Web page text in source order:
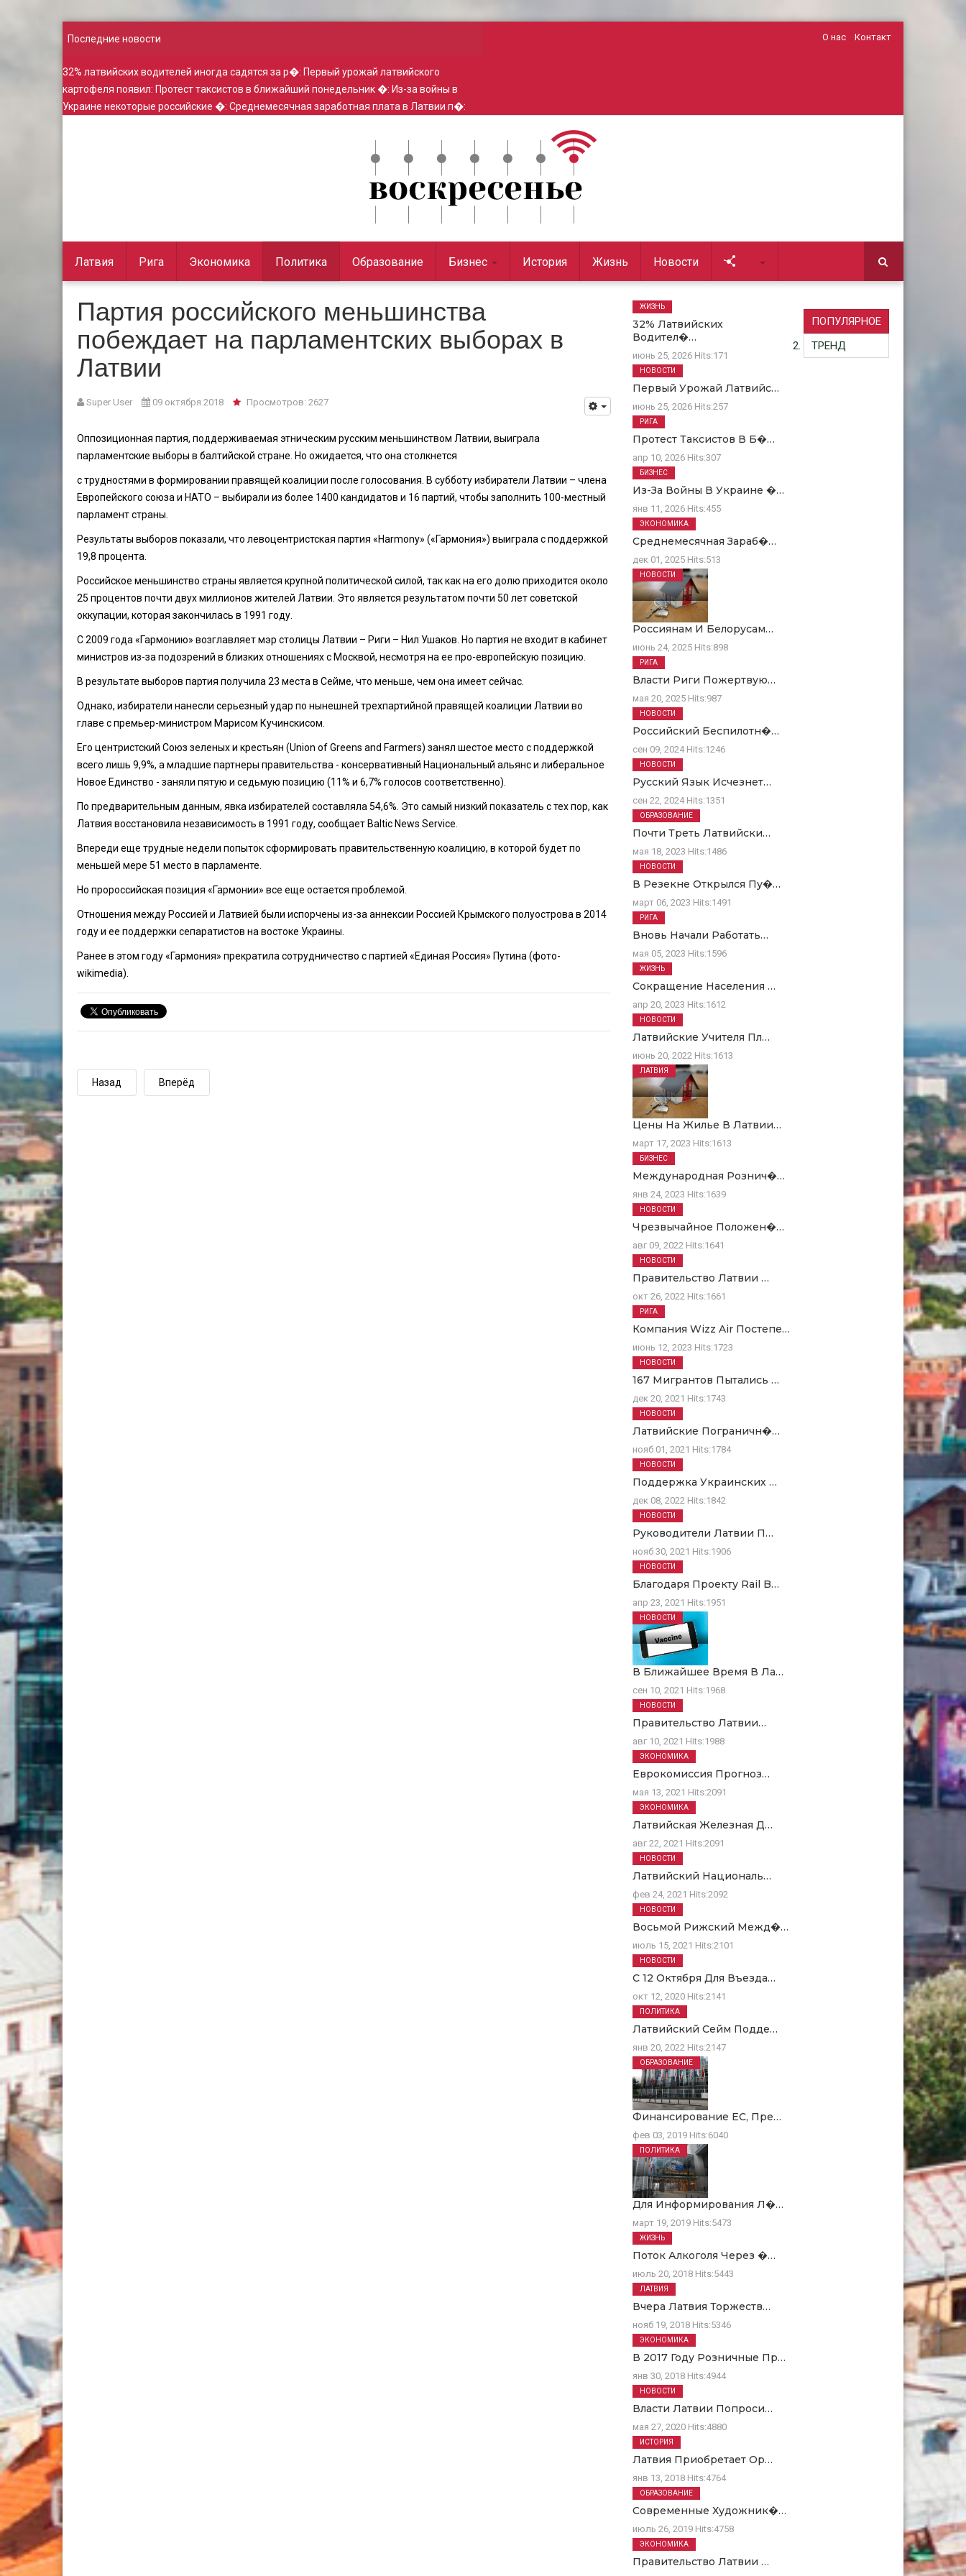
Последние новости
32% латвийских водителей иногда садятся за р�: Первый урожай латвийского
картофеля появил: Протест таксистов в ближайший понедельник �: Из-за войны в
Украине некоторые российские �: Среднемесячная заработная плата в Латвии п�:
О нас Контакт
Латвия Рига Экономика Политика Образование Бизнес История Жизнь Новости
Партия российского меньшинства
побеждает на парламентских выборах в
Латвии
Super User 09 октября 2018 Просмотров: 2627
Оппозиционная партия, поддерживаемая этническим русским меньшинством Латвии, выиграла
парламентские выборы в балтийской стране. Но ожидается, что она столкнется
с трудностями в формировании правящей коалиции после голосования. В субботу избиратели Латвии – члена
Европейского союза и НАТО – выбирали из более 1400 кандидатов и 16 партий, чтобы заполнить 100-местный
парламент страны.
Результаты выборов показали, что левоцентристская партия «Harmony» («Гармония») выиграла с поддержкой
19,8 процента.
Российское меньшинство страны является крупной политической силой, так как на его долю приходится около
25 процентов почти двух миллионов жителей Латвии. Это является результатом почти 50 лет советской
оккупации, которая закончилась в 1991 году.
С 2009 года «Гармонию» возглавляет мэр столицы Латвии – Риги – Нил Ушаков. Но партия не входит в кабинет
министров из-за подозрений в близких отношениях с Москвой, несмотря на ее про-европейскую позицию.
В результате выборов партия получила 23 места в Сейме, что меньше, чем она имеет сейчас.
Однако, избиратели нанесли серьезный удар по нынешней трехпартийной правящей коалиции Латвии во
главе с премьер-министром Марисом Кучинскисом.
Его центристский Союз зеленых и крестьян (Union of Greens and Farmers) занял шестое место с поддержкой
всего лишь 9,9%, а младшие партнеры правительства - консервативный Национальный альянс и либеральное
Новое Единство - заняли пятую и седьмую позицию (11% и 6,7% голосов соответственно).
По предварительным данным, явка избирателей составляла 54,6%. Это самый низкий показатель с тех пор, как
Латвия восстановила независимость в 1991 году, сообщает Baltic News Service.
Впереди еще трудные недели попыток сформировать правительственную коалицию, в которой будет по
меньшей мере 51 место в парламенте.
Но пророссийская позиция «Гармонии» все еще остается проблемой.
Отношения между Россией и Латвией были испорчены из-за аннексии Россией Крымского полуострова в 2014
году и ее поддержки сепаратистов на востоке Украины.
Ранее в этом году «Гармония» прекратила сотрудничество с партией «Единая Россия» Путина (фото-
wikimedia).
Назад Вперёд
ПОПУЛЯРНОЕ
ТРЕНД
32% Латвийских
Водител�…
июнь 25, 2026 Hits:171
ЖИЗНЬ
Первый Урожай Латвийс…
июнь 25, 2026 Hits:257
НОВОСТИ
Протест Таксистов В Б�…
апр 10, 2026 Hits:307
РИГА
Из-За Войны В Украине �…
янв 11, 2026 Hits:455
БИЗНЕС
Среднемесячная Зараб�…
дек 01, 2025 Hits:513
ЭКОНОМИКА
Россиянам И Белорусам…
июнь 24, 2025 Hits:898
НОВОСТИ
Власти Риги Пожертвую…
мая 20, 2025 Hits:987
РИГА
Российский Беспилотн�…
сен 09, 2024 Hits:1246
НОВОСТИ
Русский Язык Исчезнет…
сен 22, 2024 Hits:1351
НОВОСТИ
Почти Треть Латвийски…
мая 18, 2023 Hits:1486
ОБРАЗОВАНИЕ
В Резекне Открылся Пу�…
март 06, 2023 Hits:1491
НОВОСТИ
Вновь Начали Работать…
мая 05, 2023 Hits:1596
РИГА
Сокращение Населения …
апр 20, 2023 Hits:1612
ЖИЗНЬ
Латвийские Учителя Пл…
июнь 20, 2022 Hits:1613
НОВОСТИ
Цены На Жилье В Латвии…
март 17, 2023 Hits:1613
ЛАТВИЯ
Международная Рознич�…
янв 24, 2023 Hits:1639
БИЗНЕС
Чрезвычайное Положен�…
авг 09, 2022 Hits:1641
НОВОСТИ
Правительство Латвии …
окт 26, 2022 Hits:1661
НОВОСТИ
Компания Wizz Air Постепе…
июнь 12, 2023 Hits:1723
РИГА
167 Мигрантов Пытались …
дек 20, 2021 Hits:1743
НОВОСТИ
Латвийские Пограничн�…
нояб 01, 2021 Hits:1784
НОВОСТИ
Поддержка Украинских …
дек 08, 2022 Hits:1842
НОВОСТИ
Руководители Латвии П…
нояб 30, 2021 Hits:1906
НОВОСТИ
Благодаря Проекту Rail B…
апр 23, 2021 Hits:1951
НОВОСТИ
В Ближайшее Время В Ла…
сен 10, 2021 Hits:1968
НОВОСТИ
Правительство Латвии…
авг 10, 2021 Hits:1988
НОВОСТИ
Еврокомиссия Прогноз…
мая 13, 2021 Hits:2091
ЭКОНОМИКА
Латвийская Железная Д…
авг 22, 2021 Hits:2091
ЭКОНОМИКА
Латвийский Националь…
фев 24, 2021 Hits:2092
НОВОСТИ
Восьмой Рижский Межд�…
июль 15, 2021 Hits:2101
НОВОСТИ
С 12 Октября Для Въезда…
окт 12, 2020 Hits:2141
НОВОСТИ
Латвийский Сейм Подде…
янв 20, 2022 Hits:2147
ПОЛИТИКА
Финансирование ЕC, Пре…
фев 03, 2019 Hits:6040
ОБРАЗОВАНИЕ
Для Информирования Л�…
март 19, 2019 Hits:5473
ПОЛИТИКА
Поток Алкоголя Через �…
июль 20, 2018 Hits:5443
ЖИЗНЬ
Вчера Латвия Торжеств…
нояб 19, 2018 Hits:5346
ЛАТВИЯ
В 2017 Году Розничные Пр…
янв 30, 2018 Hits:4944
ЭКОНОМИКА
Власти Латвии Попроси…
мая 27, 2020 Hits:4880
НОВОСТИ
Латвия Приобретает Ор…
янв 13, 2018 Hits:4764
ИСТОРИЯ
Современные Художник�…
июль 26, 2019 Hits:4758
ОБРАЗОВАНИЕ
Правительство Латвии …
ЭКОНОМИКА